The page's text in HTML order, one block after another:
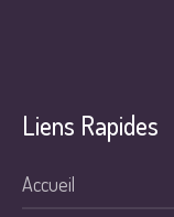
Liens Rapides
Accueil